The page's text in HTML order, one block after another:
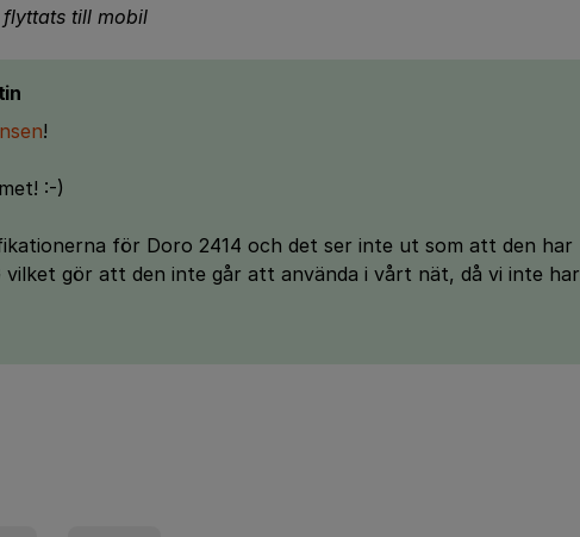
flyttats till mobil
!
:-)
för Doro 2414 och det ser inte ut som att den har
vilket gör att den inte går att använda i vårt nät, då vi inte har